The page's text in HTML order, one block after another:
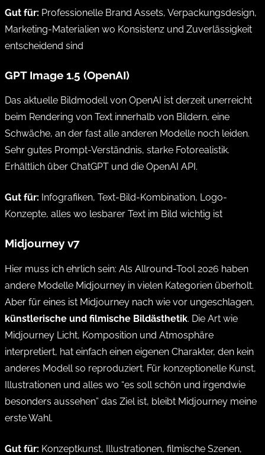
Gut für: Professionelle Brand Assets, Verpackungsdesign,
Marketing-Materialien wo Konsistenz und Zuverlässigkeit
entscheidend sind
GPT Image 1.5 (OpenAI)
Das aktuelle Bildmodell von OpenAI ist derzeit unerreicht
beim Rendering von Text innerhalb von Bildern, eine
Schwäche, an der fast alle anderen Modelle noch leiden.
Sehr gutes Prompt-Verständnis, starke Fotorealistik.
Erhältlich über ChatGPT und die OpenAI API.
Gut für: Infografiken, Text-Bild-Kombination, Logo-
Konzepte, alles wo lesbarer Text im Bild wichtig ist
Midjourney v7
Hier muss ich ehrlich sein: Als Allround-Tool 2026 haben
andere Modelle Midjourney in vielen Kategorien überholt.
Aber für eines ist Midjourney nach wie vor ungeschlagen,
künstlerische und filmische Bildästhetik. Die Art wie
Midjourney Licht, Komposition und Atmosphäre
interpretiert, hat einfach einen eigenen Charakter, den kein
anderes Modell so reproduziert. Für konzeptionelle Kunst,
Illustrationen und alles wo “es soll schön und irgendwie
besonders aussehen” das Ziel ist, bleibt Midjourney meine
erste Wahl.
Gut für: Konzeptkunst, Illustrationen, filmische Szenen,